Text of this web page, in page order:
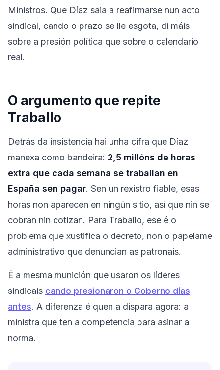
Ministros. Que Díaz saia a reafirmarse nun acto
sindical, cando o prazo se lle esgota, di máis
sobre a presión política que sobre o calendario
real.
O argumento que repite
Traballo
Detrás da insistencia hai unha cifra que Díaz
manexa como bandeira: 2,5 millóns de horas
extra que cada semana se traballan en
España sen pagar. Sen un rexistro fiable, esas
horas non aparecen en ningún sitio, así que nin se
cobran nin cotizan. Para Traballo, ese é o
problema que xustifica o decreto, non o papelame
administrativo que denuncian as patronais.
É a mesma munición que usaron os líderes
sindicais cando presionaron o Goberno días
antes. A diferenza é quen a dispara agora: a
ministra que ten a competencia para asinar a
norma.